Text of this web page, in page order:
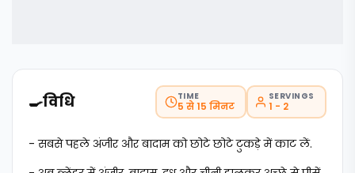
🍳विधि TIME
5 से 15 मिनट
SERVINGS
1 - 2
- सबसे पहले अंजीर और बादाम को छोटे छोटे टुकड़े में काट लें.